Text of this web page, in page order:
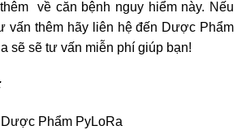
về căn bệnh nguy hiểm này. Nếu
vấn thêm hãy liên hệ đến Dược Phẩm
sẽ sẽ tư vấn miễn phí giúp bạn!
Phẩm PyLoRa